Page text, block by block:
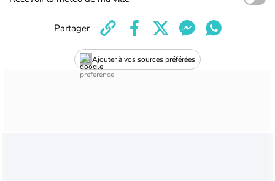
Ajouter à vos sources préférées
Partager